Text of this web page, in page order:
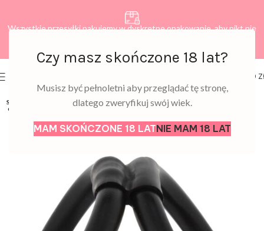
Czy masz skończone 18 lat?
Musisz być pełnoletni aby przeglądać tę stronę,
dlatego zweryfikuj swój wiek.
MAM SKOŃCZONE 18 LATNIE MAM 18 LAT
Wszystkie przesyłki pakujemy w dyskretne opakowanie, aby nikt nie
0,00
SOLD
OUT